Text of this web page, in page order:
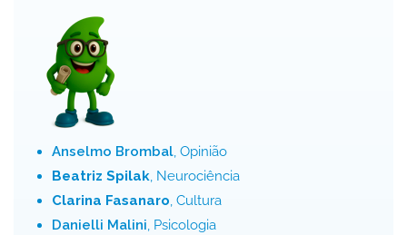
Anselmo Brombal, Opinião
Beatriz Spilak, Neurociência
Clarina Fasanaro, Cultura
Danielli Malini, Psicologia